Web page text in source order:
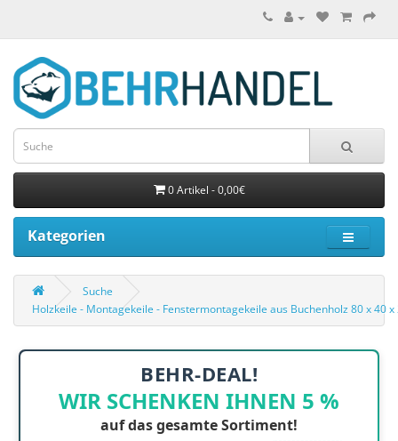
0 Artikel - 0,00€
Kategorien
Suche
Holzkeile - Montagekeile - Fenstermontagekeile aus Buchenholz 80 x 40
BEHR-DEAL!
WIR SCHENKEN IHNEN 5 %
auf das gesamte Sortiment!